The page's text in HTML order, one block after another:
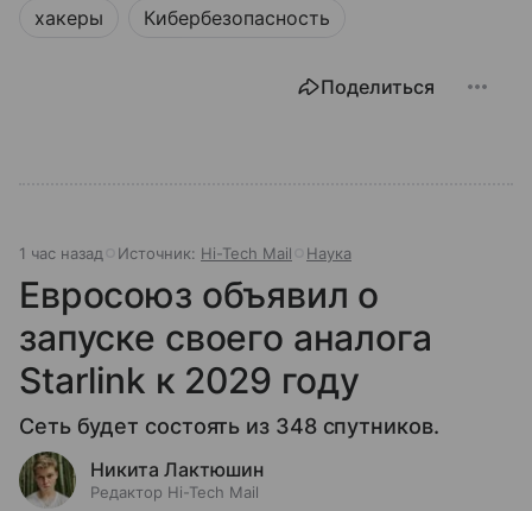
хакеры Кибербезопасность
Поделиться
1 час назад Источник: Hi-Tech Mail Наука
Евросоюз объявил о
запуске своего аналога
Starlink к 2029 году
Сеть будет состоять из 348 спутников.
Никита Лактюшин
Редактор Hi-Tech Mail